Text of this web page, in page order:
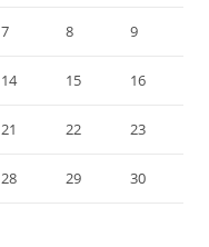
7 8 9
14 15 16
21 22 23
28 29 30